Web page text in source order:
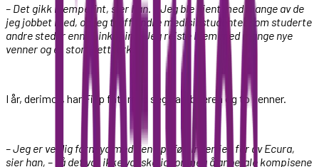
– Det gikk kjempefint, sier han. – Jeg ble kjent med mange av de
jeg jobbet med, og jeg traff andre medisinstudenter som studerte
andre steder enn i Linköping. Jeg reiste hjem med mange nye
venner og et stort nettverk.
I år, derimot, har Filip fått med seg samboeren og to venner.
– Jeg er veldig fornøyd med den oppfølgingen jeg får av Ecura,
sier han, – så det var ikke vanskelig for meg å anbefale kompisene